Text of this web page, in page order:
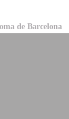
de Barcelona